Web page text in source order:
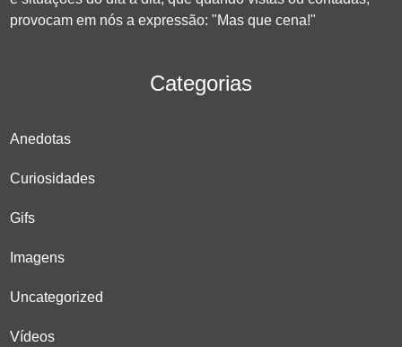
provocam em nós a expressão: "Mas que cena!"
Categorias
Anedotas
Curiosidades
Gifs
Imagens
Uncategorized
Vídeos